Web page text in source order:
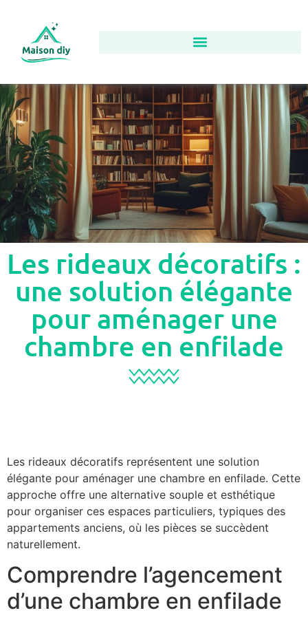
Les rideaux décoratifs :
une solution élégante
pour aménager une
chambre en enfilade
Les rideaux décoratifs représentent une solution
élégante pour aménager une chambre en enfilade. Cette
approche offre une alternative souple et esthétique
pour organiser ces espaces particuliers, typiques des
appartements anciens, où les pièces se succèdent
naturellement.
Comprendre l’agencement
d’une chambre en enfilade